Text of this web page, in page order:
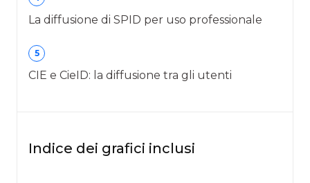
La diffusione di SPID per uso professionale
5
CIE e CieID: la diffusione tra gli utenti
Indice dei grafici inclusi